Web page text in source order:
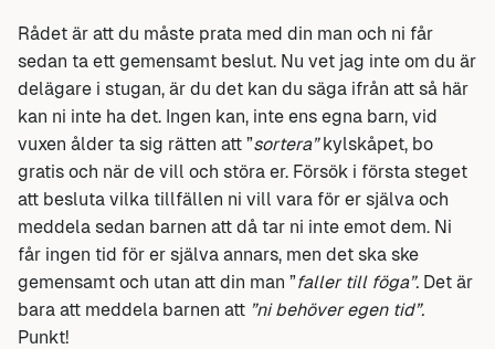
Rådet är att du måste prata med din man och ni får
sedan ta ett gemensamt beslut. Nu vet jag inte om du är
delägare i stugan, är du det kan du säga ifrån att så här
kan ni inte ha det. Ingen kan, inte ens egna barn, vid
vuxen ålder ta sig rätten att ”sortera”kylskåpet, bo
gratis och när de vill och störa er. Försök i första steget
att besluta vilka tillfällen ni vill vara för er själva och
meddela sedan barnen att då tar ni inte emot dem. Ni
får ingen tid för er själva annars, men det ska ske
gemensamt och utan att din man ”faller till föga”. Det är
bara att meddela barnen att ”ni behöver egen tid”.
Punkt!